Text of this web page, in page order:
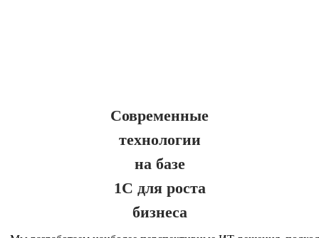
Современные
технологии
на базе
1С для роста
бизнеса